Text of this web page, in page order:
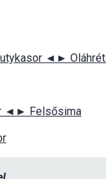
◄► Oláhrét
◄► Felsősima